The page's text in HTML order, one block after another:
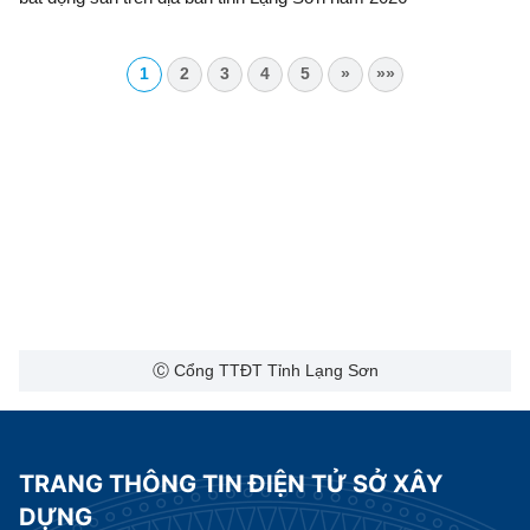
1 2 3 4 5 » »»
Ⓒ Cổng TTĐT Tỉnh Lạng Sơn
TRANG THÔNG TIN ĐIỆN TỬ SỞ XÂY
DỰNG